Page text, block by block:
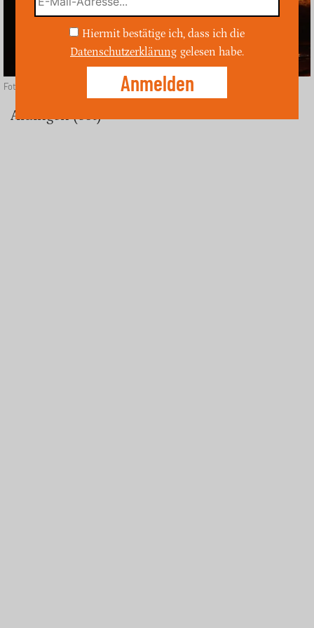
Foto: Unsplash
Aldingen (ost)
Hiermit bestätige ich, dass ich die
Datenschutzerklärung gelesen habe.